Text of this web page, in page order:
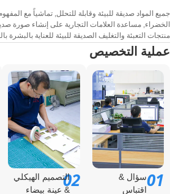
المواد صديقة للبيئة وقابلة للتحلل, تماشياً مع المفهوم
مساعدة العلامات التجارية على إنشاء صورة صديقة
التعبئة والتغليف الصديقة للبيئة للعناية بالبشرة بالجملة.
التخصيص
سؤال &
اقتباس
التصميم الهيكلي
& عينة بيضاء
03